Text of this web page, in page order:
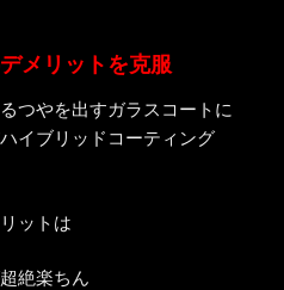
メリットを克服
つやを出すガラスコートに
イブリッドコーティング
ットは
絶楽ちん